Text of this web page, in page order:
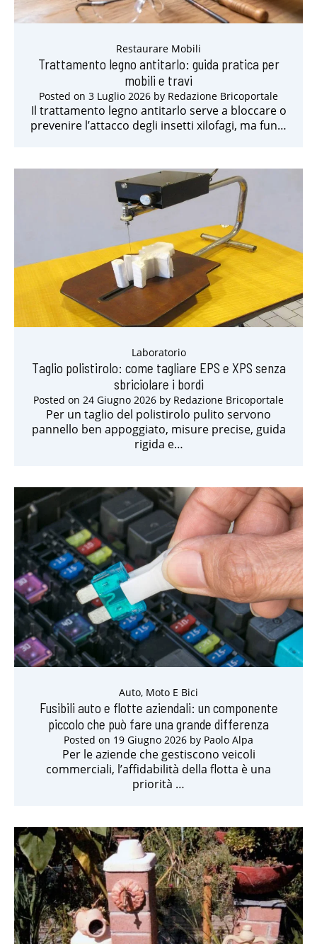
Restaurare Mobili
Trattamento legno antitarlo: guida pratica per
mobili e travi
Posted on 3 Luglio 2026 by Redazione Bricoportale
Il trattamento legno antitarlo serve a bloccare o
prevenire l’attacco degli insetti xilofagi, ma fun…
Laboratorio
Taglio polistirolo: come tagliare EPS e XPS senza
sbriciolare i bordi
Posted on 24 Giugno 2026 by Redazione Bricoportale
Per un taglio del polistirolo pulito servono
pannello ben appoggiato, misure precise, guida
rigida e…
Auto, Moto E Bici
Fusibili auto e flotte aziendali: un componente
piccolo che può fare una grande differenza
Posted on 19 Giugno 2026 by Paolo Alpa
Per le aziende che gestiscono veicoli
commerciali, l’affidabilità della flotta è una
priorità …